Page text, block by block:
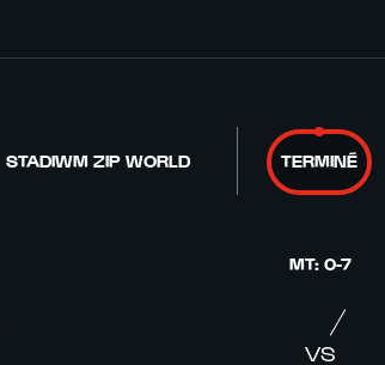
STADIWM ZIP WORLD TERMINÉ
MT: 0-7
VS